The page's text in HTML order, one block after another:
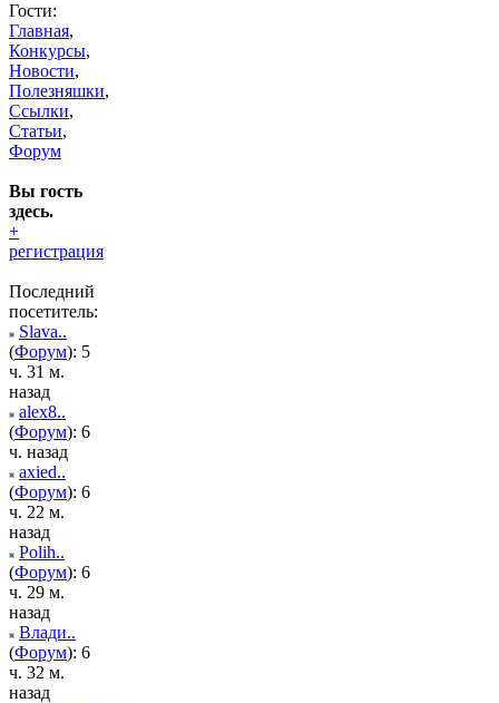
Гости:
Главная,
Конкурсы,
Новости,
Полезняшки,
Ссылки,
Статьи,
Форум
Вы гость
здесь.
+
регистрация
Последний
посетитель:
Slava..
(Форум): 5
ч. 31 м.
назад
alex8..
(Форум): 6
ч. назад
axied..
(Форум): 6
ч. 22 м.
назад
Polih..
(Форум): 6
ч. 29 м.
назад
Влади..
(Форум): 6
ч. 32 м.
назад